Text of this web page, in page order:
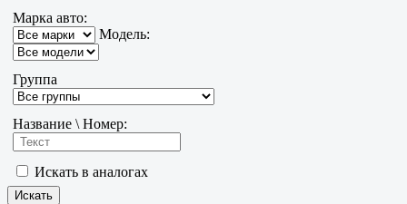
Марка авто:
Модель:
Группа
Название \ Номер:
Искать в аналогах